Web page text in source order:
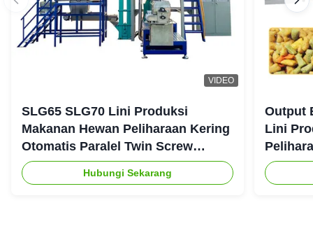
VIDEO
SLG65 SLG70 Lini Produksi
Makanan Hewan Peliharaan Kering
Otomatis Paralel Twin Screw
Extruder CE
Hubungi Sekarang
Output
Lini